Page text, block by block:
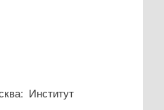
Институт